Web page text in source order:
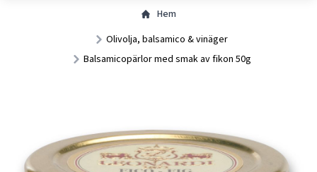
Hem
Olivolja, balsamico & vinäger
Balsamicopärlor med smak av fikon 50g